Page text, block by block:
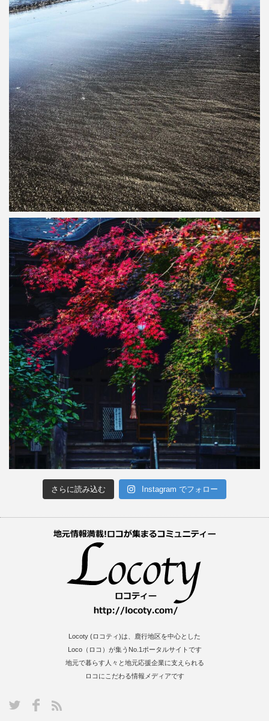
さらに読み込む Instagram でフォロー
Locoty (ロコティ)は、鹿行地区を中心とした
Loco（ロコ）が集うNo.1ポータルサイトです
地元で暮らす人々と地元応援企業に支えられる
ロコにこだわる情報メディアです